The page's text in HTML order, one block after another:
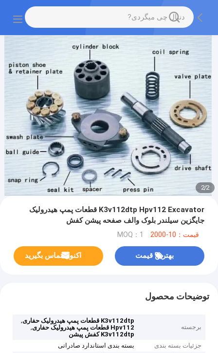
2
/
2
K3v112dtp Hpv112 Excavator قطعات پمپ هیدرولیک
جایگزین سیلندر بلوک والف صفحه پیشن کفش
قیمت：10-2000 MOQ：1
بهترین قیمت اکنون تماس بگیرید
توضیحات محصول
برجسته
K3v112dtp قطعات پمپ هیدرولیک حفاری
,
Hpv112 قطعات پمپ هیدرولیک حفاری
,
K3v112dtp کفش پیشن
جزئیات بسته بندی
بسته بندی استاندارد صادراتی